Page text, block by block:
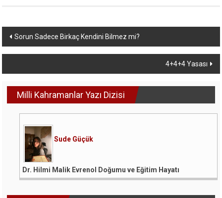
Yazı
dolaşımı
Sorun Sadece Birkaç Kendini Bilmez mi?
4+4+4 Yasası
Milli Kahramanlar Yazı Dizisi
Sude Güçük
Dr. Hilmi Malik Evrenol Doğumu ve Eğitim Hayatı